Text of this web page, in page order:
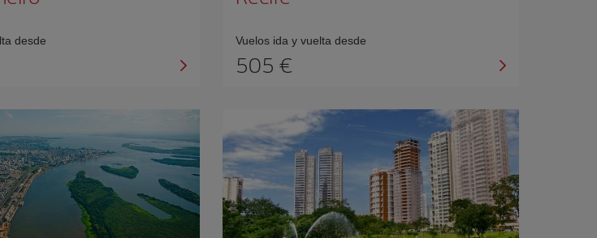
desde Vuelos ida y vuelta desde
505 €